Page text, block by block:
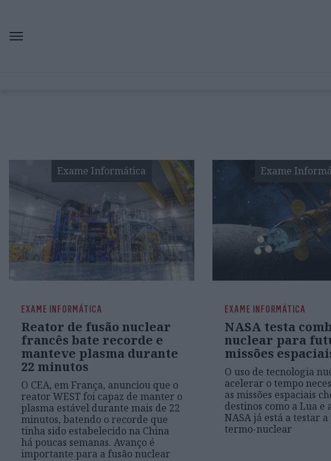
Exame Informática
EXAME INFORMÁTICA
Reator de fusão nuclear
francês bate recorde e
manteve plasma durante
22 minutos
O CEA, em França, anunciou que o
reator WEST foi capaz de manter o
plasma estável durante mais de 22
minutos, batendo o recorde que
tinha sido estabelecido na China
há poucas semanas. Avanço é
importante para a fusão nuclear
Exame
EXAME INFORMÁTICA
NASA testa
nuclear para
missões
O uso de tecnologia
acelerar o tempo
as missões espaciais
destinos como a Lua e
NASA já está a testar
termo-nuclear